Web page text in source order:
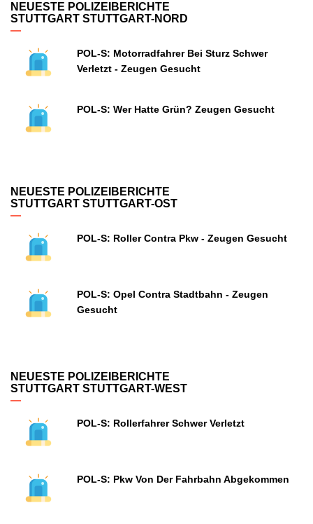
NEUESTE POLIZEIBERICHTE
STUTTGART STUTTGART-NORD
POL-S: Motorradfahrer Bei Sturz Schwer
Verletzt - Zeugen Gesucht
POL-S: Wer Hatte Grün? Zeugen Gesucht
NEUESTE POLIZEIBERICHTE
STUTTGART STUTTGART-OST
POL-S: Roller Contra Pkw - Zeugen Gesucht
POL-S: Opel Contra Stadtbahn - Zeugen
Gesucht
NEUESTE POLIZEIBERICHTE
STUTTGART STUTTGART-WEST
POL-S: Rollerfahrer Schwer Verletzt
POL-S: Pkw Von Der Fahrbahn Abgekommen